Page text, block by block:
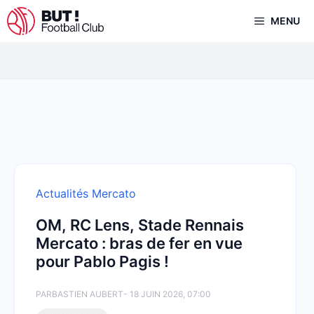
Aller
au
MENU
Actualités Mercato
OM, RC Lens, Stade Rennais
Mercato : bras de fer en vue
pour Pablo Pagis !
PARBASTIEN AUBERT- 18 JUIN 2026, 07:00